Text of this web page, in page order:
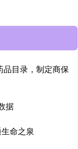
品目录，制定商保
据
命之泉